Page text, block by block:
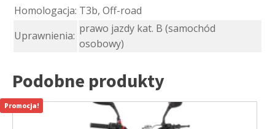
Homologacja: T3b, Off-road
Uprawnienia:
prawo jazdy kat. B (samochód
osobowy)
Podobne produkty
Promocja!